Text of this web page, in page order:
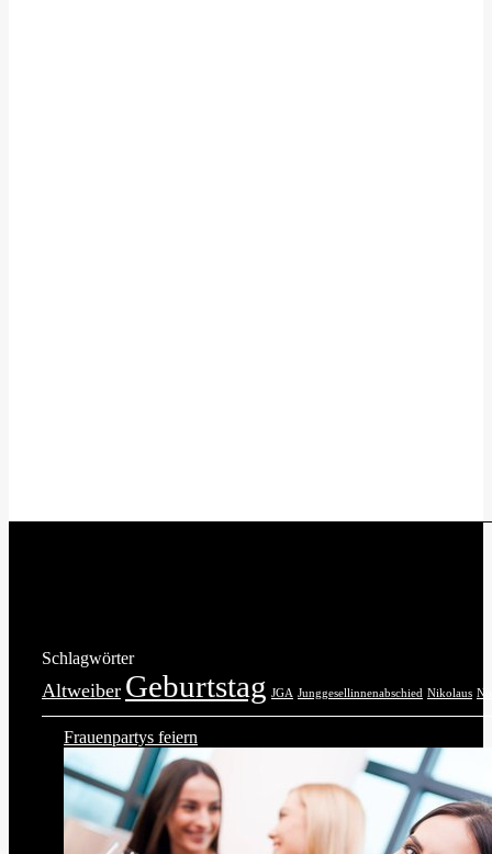
Schlagwörter
Altweiber Geburtstag JGA Junggesellinnenabschied Nikolaus
Frauenpartys feiern